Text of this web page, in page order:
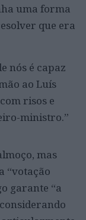
uma forma
que era
nós é capaz
ao Luís
risos e
ministro.”
mas
“votação
garante “a